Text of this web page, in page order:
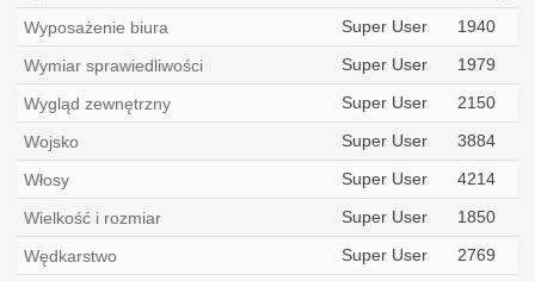
Wyposażenie biura Super User 1940
Wymiar sprawiedliwości Super User 1979
Wygląd zewnętrzny Super User 2150
Wojsko Super User 3884
Włosy Super User 4214
Wielkość i rozmiar Super User 1850
Wędkarstwo Super User 2769